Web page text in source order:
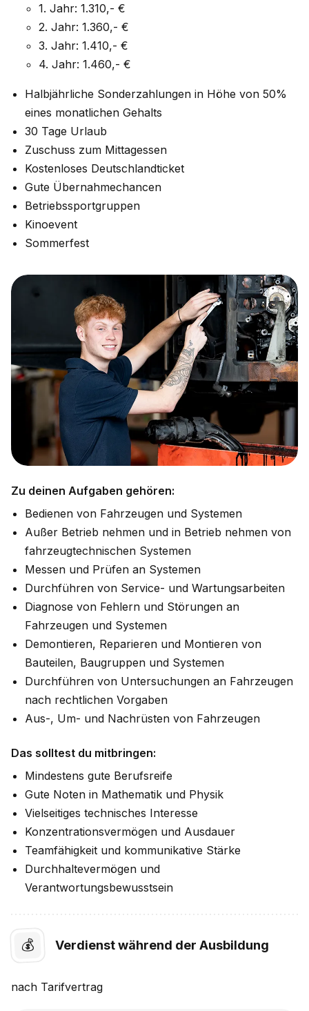
1. Jahr: 1.310,- €
2. Jahr: 1.360,- €
3. Jahr: 1.410,- €
4. Jahr: 1.460,- €
Halbjährliche Sonderzahlungen in Höhe von 50%
eines monatlichen Gehalts
30 Tage Urlaub
Zuschuss zum Mittagessen
Kostenloses Deutschlandticket
Gute Übernahmechancen
Betriebssportgruppen
Kinoevent
Sommerfest
Zu deinen Aufgaben gehören:
Bedienen von Fahrzeugen und Systemen
Außer Betrieb nehmen und in Betrieb nehmen von
fahrzeugtechnischen Systemen
Messen und Prüfen an Systemen
Durchführen von Service- und Wartungsarbeiten
Diagnose von Fehlern und Störungen an
Fahrzeugen und Systemen
Demontieren, Reparieren und Montieren von
Bauteilen, Baugruppen und Systemen
Durchführen von Untersuchungen an Fahrzeugen
nach rechtlichen Vorgaben
Aus-, Um- und Nachrüsten von Fahrzeugen
Das solltest du mitbringen:
Mindestens gute Berufsreife
Gute Noten in Mathematik und Physik
Vielseitiges technisches Interesse
Konzentrationsvermögen und Ausdauer
Teamfähigkeit und kommunikative Stärke
Durchhaltevermögen und
Verantwortungsbewusstsein
💰 Verdienst während der Ausbildung
nach Tarifvertrag